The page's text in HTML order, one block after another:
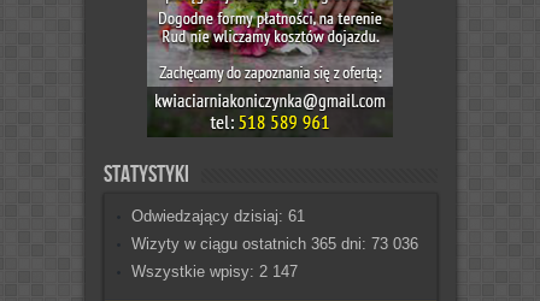
Statystyki
Odwiedzający dzisiaj: 61
Wizyty w ciągu ostatnich 365 dni: 73 036
Wszystkie wpisy: 2 147